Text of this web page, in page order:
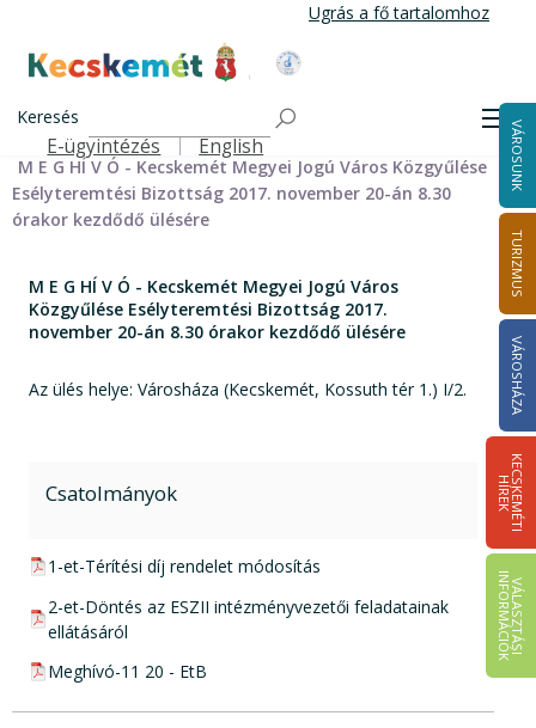
tartalomra
Ugrás a fő tartalomhoz
Kecskemét Város Honlapja
Keresés
Felső navigáció
E-ügyintézés English VÁROSUNK
TURIZMUS
VÁROSHÁZA
K
E
C
S
K
E
M
É
T
I
HÍ
R
E
K
V
Á
L
A
S
Z
T
Á
S
I
IN
F
O
R
M
Á
C
I
Ó
K
Önkormányzat
Bizottságok 2014-2024
Esélyteremtési Bizottság 2014-2024
Esélyteremtési Bizottság meghívói 2014-2019
M E G HÍ V Ó - Kecskemét Megyei Jogú Város Közgyűlése
Esélyteremtési Bizottság 2017. november 20-án 8.30
órakor kezdődő ülésére
M E G HÍ V Ó - Kecskemét Megyei Jogú Város
Közgyűlése Esélyteremtési Bizottság 2017.
november 20-án 8.30 órakor kezdődő ülésére
Az ülés helye: Városháza (Kecskemét, Kossuth tér 1.) I/2.
Csatolmányok
pdf csatolmány:
1-et-Térítési díj rendelet módosítás
pdf csatolmány:
2-et-Döntés az ESZII intézményvezetői feladatainak
ellátásáról
pdf csatolmány:
Meghívó-11 20 - EtB